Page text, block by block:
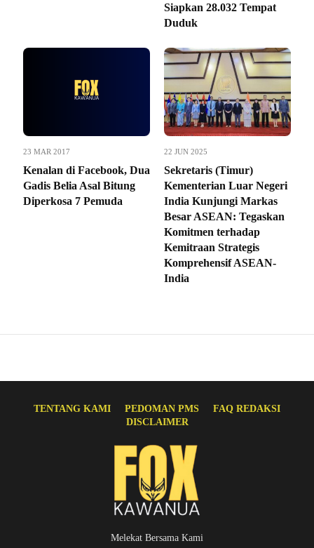
Siapkan 28.032 Tempat
Duduk
23 MAR 2017
Kenalan di Facebook, Dua
Gadis Belia Asal Bitung
Diperkosa 7 Pemuda
22 JUN 2025
Sekretaris (Timur)
Kementerian Luar Negeri
India Kunjungi Markas
Besar ASEAN: Tegaskan
Komitmen terhadap
Kemitraan Strategis
Komprehensif ASEAN-
India
TENTANG KAMI PEDOMAN PMS
FAQ REDAKSI
DISCLAIMER
Melekat Bersama Kami